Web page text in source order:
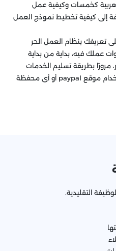
كخمسات وكيفية عمل
إلى كيفية تخطيط نموذج العمل
تعريفك بنظام العمل الحر
فيه، بداية من بداية
مرورًا بطريقة تسليم الخدمات
وتقييمها، وصولًا لمرحلة الربح باستخدام موقع paypal أو أى محفظة
التقليدية.